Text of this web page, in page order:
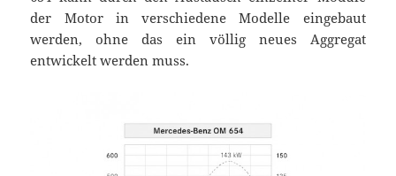
der Motor in verschiedene Modelle eingebaut
werden, ohne das ein völlig neues Aggregat
entwickelt werden muss.